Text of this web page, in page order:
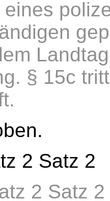
§ 15c
2 Satz 2
2 Satz